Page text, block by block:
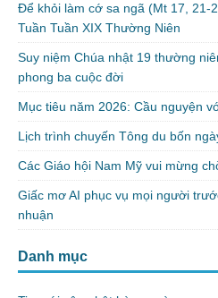
Để khỏi làm cớ sa ngã (Mt 17, 21-
Tuần Tuần XIX Thường Niên
Suy niệm Chúa nhật 19 thường
phong ba cuộc đời
Mục tiêu năm 2026: Cầu nguyện
Lịch trình chuyến Tông du bốn
Các Giáo hội Nam Mỹ vui mừng
Giấc mơ AI phục vụ mọi người
nhuận
Danh mục